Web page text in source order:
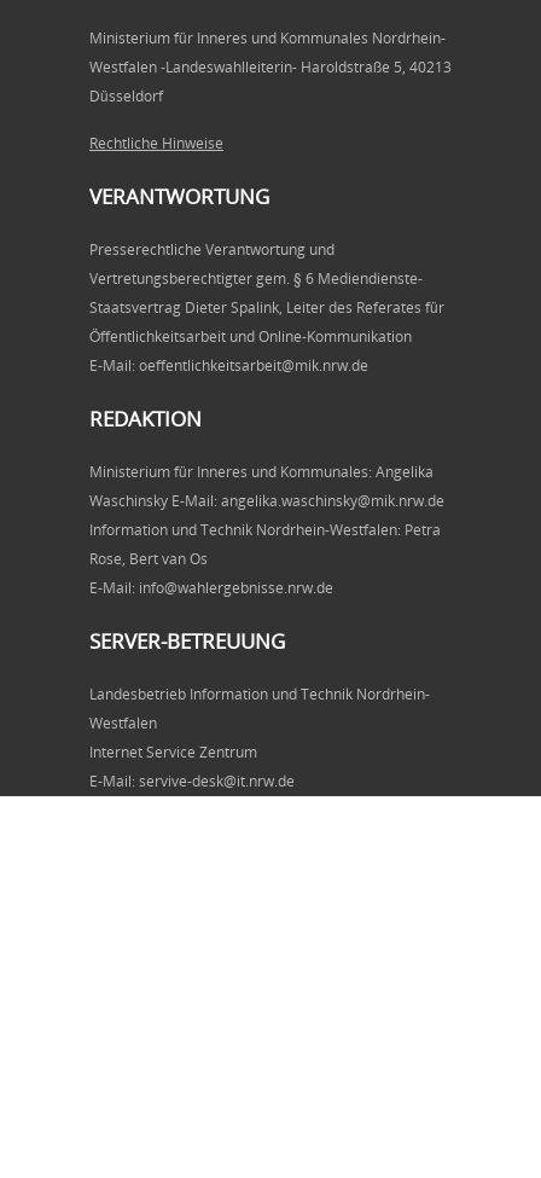
Ministerium für Inneres und Kommunales Nordrhein-
Westfalen -Landeswahlleiterin- Haroldstraße 5, 40213
Düsseldorf
Rechtliche Hinweise
VERANTWORTUNG
Presserechtliche Verantwortung und
Vertretungsberechtigter gem. § 6 Mediendienste-
Staatsvertrag Dieter Spalink, Leiter des Referates für
Öffentlichkeitsarbeit und Online-Kommunikation
E-Mail: oeffentlichkeitsarbeit@mik.nrw.de
REDAKTION
Ministerium für Inneres und Kommunales: Angelika
Waschinsky E-Mail: angelika.waschinsky@mik.nrw.de
Information und Technik Nordrhein-Westfalen: Petra
Rose, Bert van Os
E-Mail: info@wahlergebnisse.nrw.de
SERVER-BETREUUNG
Landesbetrieb Information und Technik Nordrhein-
Westfalen
Internet Service Zentrum
E-Mail: servive-desk@it.nrw.de